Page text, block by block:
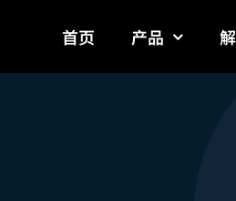
首页 产品